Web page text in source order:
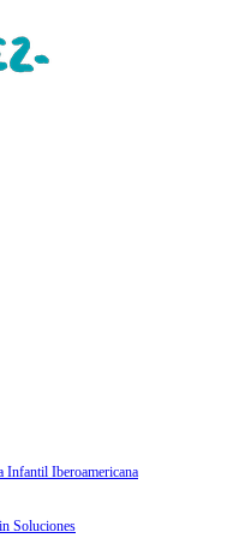
Infantil Iberoamericana
Soluciones